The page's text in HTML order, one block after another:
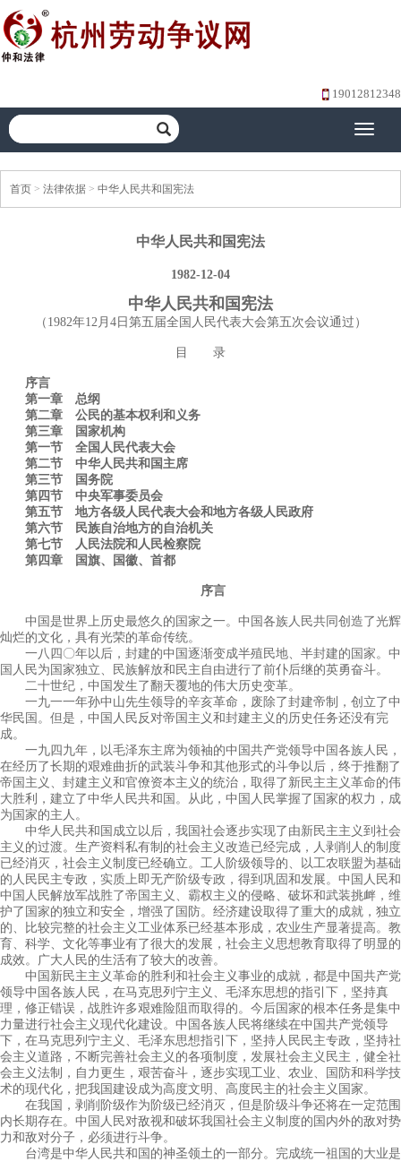
19012812348
Toggle
首页 > 法律依据 > 中华人民共和国宪法
中华人民共和国宪法
1982-12-04
中华人民共和国宪法
（1982年12月4日第五届全国人民代表大会第五次会议通过）
目 录
序言
第一章 总纲
第二章 公民的基本权利和义务
第三章 国家机构
第一节 全国人民代表大会
第二节 中华人民共和国主席
第三节 国务院
第四节 中央军事委员会
第五节 地方各级人民代表大会和地方各级人民政府
第六节 民族自治地方的自治机关
第七节 人民法院和人民检察院
第四章 国旗、国徽、首都
序言
中国是世界上历史最悠久的国家之一。中国各族人民共同创造了光辉
灿烂的文化，具有光荣的革命传统。
一八四〇年以后，封建的中国逐渐变成半殖民地、半封建的国家。中
国人民为国家独立、民族解放和民主自由进行了前仆后继的英勇奋斗。
二十世纪，中国发生了翻天覆地的伟大历史变革。
一九一一年孙中山先生领导的辛亥革命，废除了封建帝制，创立了中
华民国。但是，中国人民反对帝国主义和封建主义的历史任务还没有完
成。
一九四九年，以毛泽东主席为领袖的中国共产党领导中国各族人民，
在经历了长期的艰难曲折的武装斗争和其他形式的斗争以后，终于推翻了
帝国主义、封建主义和官僚资本主义的统治，取得了新民主主义革命的伟
大胜利，建立了中华人民共和国。从此，中国人民掌握了国家的权力，成
为国家的主人。
中华人民共和国成立以后，我国社会逐步实现了由新民主主义到社会
主义的过渡。生产资料私有制的社会主义改造已经完成，人剥削人的制度
已经消灭，社会主义制度已经确立。工人阶级领导的、以工农联盟为基础
的人民民主专政，实质上即无产阶级专政，得到巩固和发展。中国人民和
中国人民解放军战胜了帝国主义、霸权主义的侵略、破坏和武装挑衅，维
护了国家的独立和安全，增强了国防。经济建设取得了重大的成就，独立
的、比较完整的社会主义工业体系已经基本形成，农业生产显著提高。教
育、科学、文化等事业有了很大的发展，社会主义思想教育取得了明显的
成效。广大人民的生活有了较大的改善。
中国新民主主义革命的胜利和社会主义事业的成就，都是中国共产党
领导中国各族人民，在马克思列宁主义、毛泽东思想的指引下，坚持真
理，修正错误，战胜许多艰难险阻而取得的。今后国家的根本任务是集中
力量进行社会主义现代化建设。中国各族人民将继续在中国共产党领导
下，在马克思列宁主义、毛泽东思想指引下，坚持人民民主专政，坚持社
会主义道路，不断完善社会主义的各项制度，发展社会主义民主，健全社
会主义法制，自力更生，艰苦奋斗，逐步实现工业、农业、国防和科学技
术的现代化，把我国建设成为高度文明、高度民主的社会主义国家。
在我国，剥削阶级作为阶级已经消灭，但是阶级斗争还将在一定范围
内长期存在。中国人民对敌视和破坏我国社会主义制度的国内外的敌对势
力和敌对分子，必须进行斗争。
台湾是中华人民共和国的神圣领土的一部分。完成统一祖国的大业是